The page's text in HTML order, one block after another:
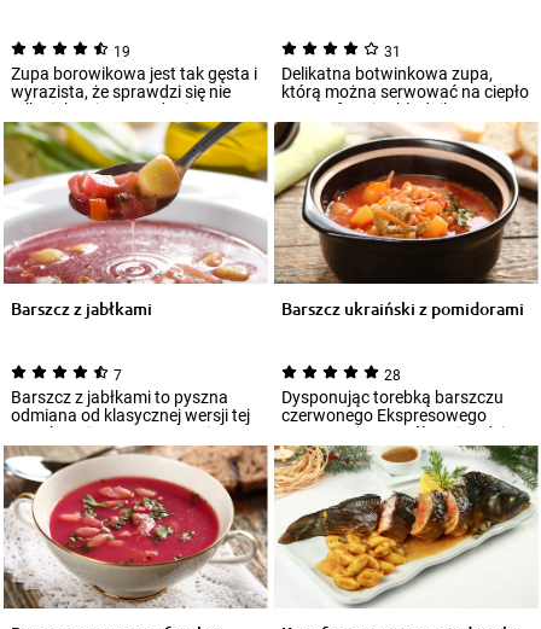
19
Zupa borowikowa jest tak gęsta i
wyrazista, że sprawdzi się nie
tylko jako pierwsze danie
obiadow...
31
Delikatna botwinkowa zupa,
którą można serwować na ciepło
oraz w formie chłodnika. Bez
problemów...
Barszcz z jabłkami
7
Barszcz z jabłkami to pyszna
odmiana od klasycznej wersji tej
popularnej zupy. Przygotuj go na
wy...
Barszcz ukraiński z pomidorami
28
Dysponując torebką barszczu
czerwonego Ekspresowego
Knorr, można w półtorej godziny
wyczarować 4...